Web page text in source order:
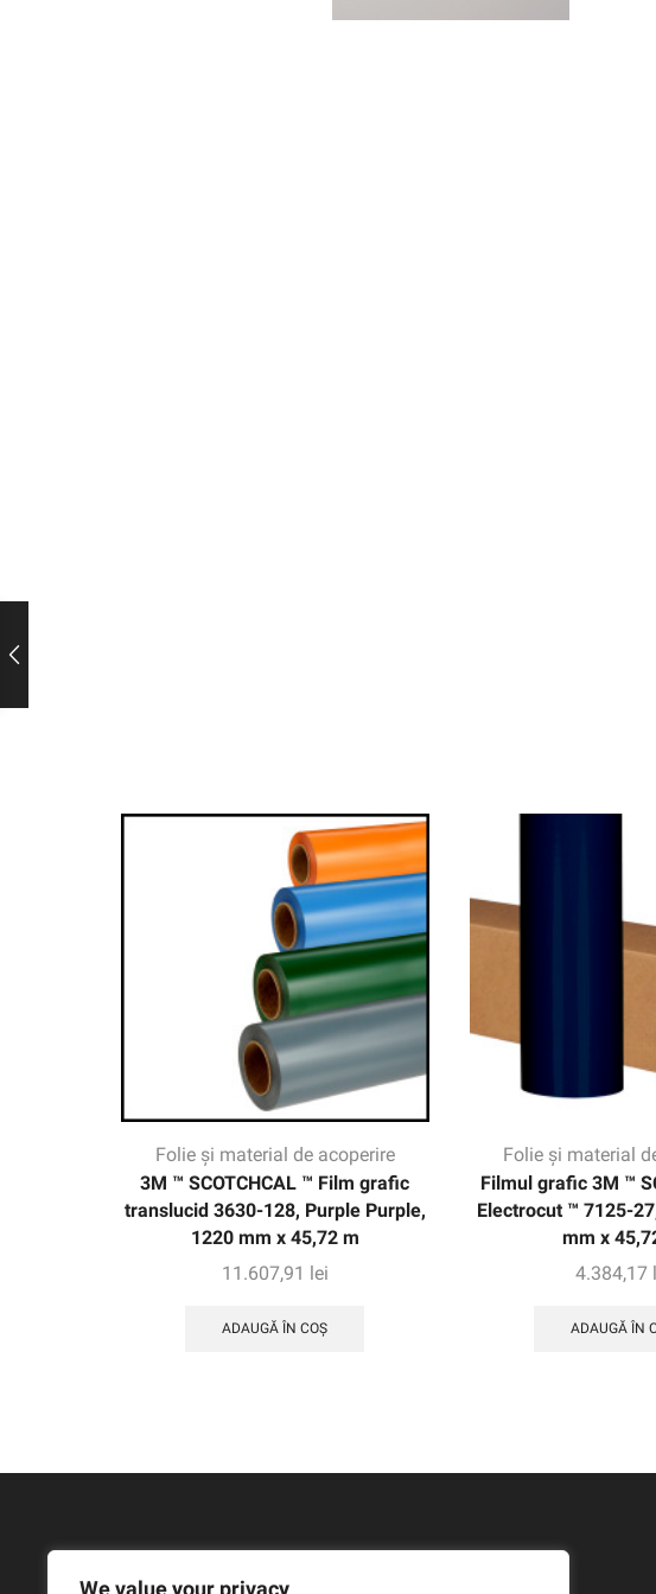
We value your privacy
Folie și material de acoperire
3M ™ SCOTCHCAL ™ Film grafic
translucid 3630-128, Purple Purple,
1220 mm x 45,72 m
11.607,91 lei
ADAUGĂ ÎN COȘ
Folie și material
Filmul grafic 3M ™
Electrocut ™ 7125-
mm x
4.384,17
ADAUGĂ ÎN